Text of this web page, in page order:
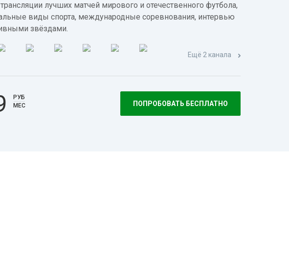
лучших матчей мирового и отечественного футбола,
виды спорта, международные соревнования, интервью
звёздами.
Ещё 2 канала
РУБ
МЕС
ПОПРОБОВАТЬ БЕСПЛАТНО